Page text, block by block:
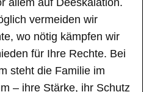
allem auf Deeskalation.
vermeiden wir
wo nötig kämpfen wir
für Ihre Rechte. Bei
steht die Familie im
– ihre Stärke, ihr Schutz